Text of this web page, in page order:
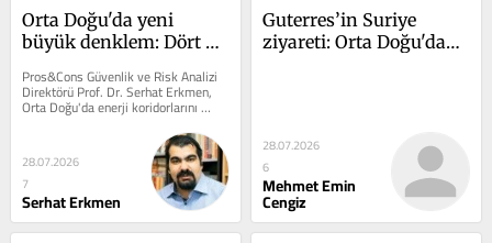
Orta Doğu'da yeni
büyük denklem: Dört
Pros&Cons Güvenlik ve Risk Analizi
Direktörü Prof. Dr. Serhat Erkmen,
Orta Doğu'da enerji koridorlarını
yeniden şekillendirmeyi...
28.07.2026
7
Serhat Erkmen
Guterres’in Suriye
ziyareti: Orta Doğu'daki
28.07.2026
6
Mehmet Emin
Cengiz